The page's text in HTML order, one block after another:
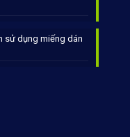
sử dụng miếng dán